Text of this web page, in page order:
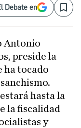
Debate en Save
Antonio
preside la
ha tocado
hasta la
la fiscalidad
y